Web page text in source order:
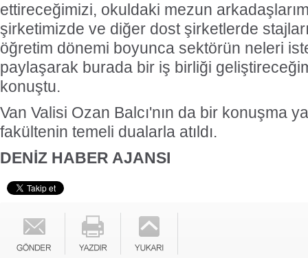
ettireceğimizi, okuldaki mezun
şirketimizde ve diğer dost şirketlerde
öğretim dönemi boyunca sektörün neleri
paylaşarak burada bir iş birliği
konuştu.
Van Valisi Ozan Balcı'nın da bir konuşma
fakültenin temeli dualarla atıldı.
DENİZ HABER AJANSI